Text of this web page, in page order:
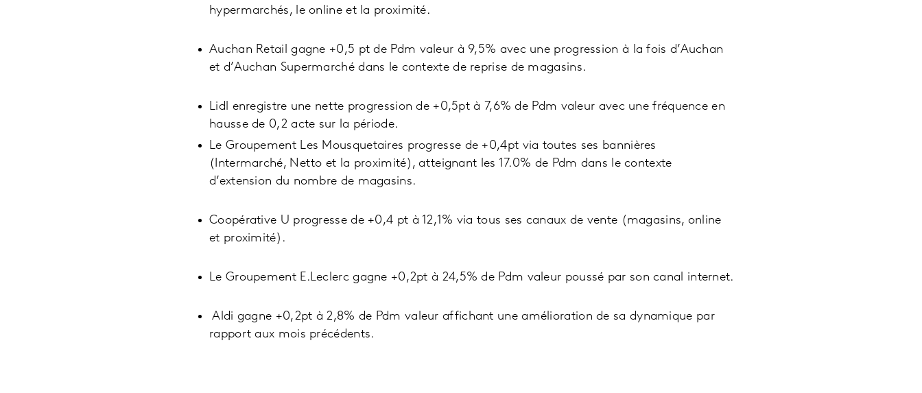
hypermarchés, le online et la proximité.
Auchan Retail gagne +0,5 pt de Pdm valeur à 9,5% avec une progression à la fois d’Auchan
et d’Auchan Supermarché dans le contexte de reprise de magasins.
Lidl enregistre une nette progression de +0,5pt à 7,6% de Pdm valeur avec une fréquence en
hausse de 0,2 acte sur la période.
Le Groupement Les Mousquetaires progresse de +0,4pt via toutes ses bannières
(Intermarché, Netto et la proximité), atteignant les 17.0% de Pdm dans le contexte
d’extension du nombre de magasins.
Coopérative U progresse de +0,4 pt à 12,1% via tous ses canaux de vente (magasins, online
et proximité).
Le Groupement E.Leclerc gagne +0,2pt à 24,5% de Pdm valeur poussé par son canal internet.
Aldi gagne +0,2pt à 2,8% de Pdm valeur affichant une amélioration de sa dynamique par
rapport aux mois précédents.